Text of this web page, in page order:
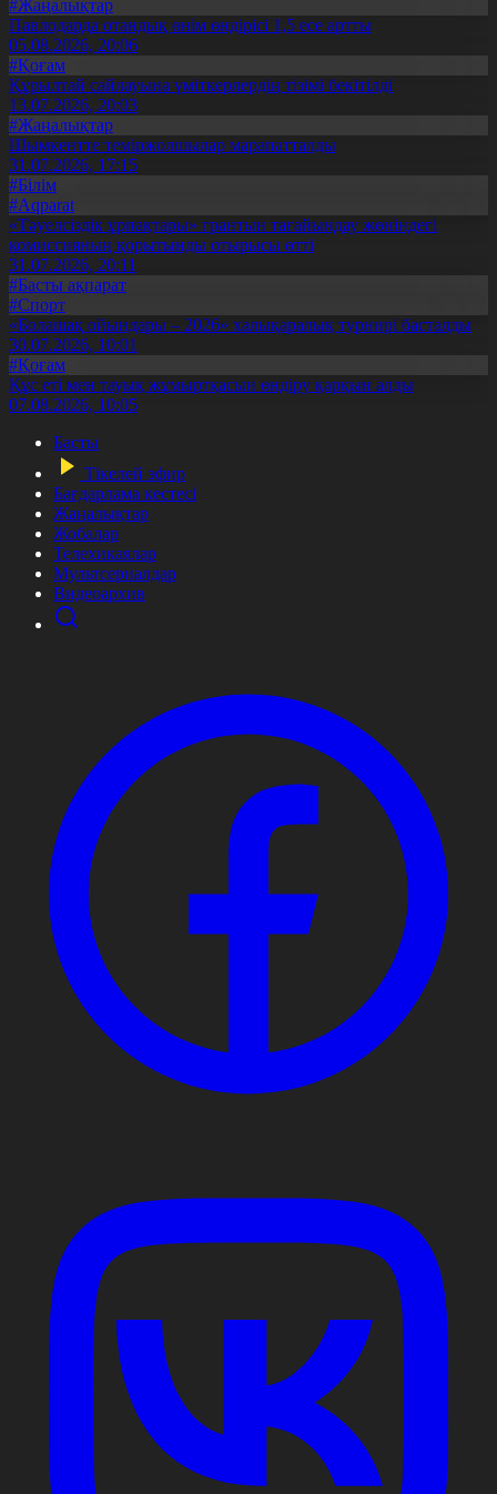
#Жаңалықтар
Павлодарда отандық өнім өндірісі 1,5 есе артты
05.08.2026, 20:06
#Қоғам
Құрылтай сайлауына үміткерлердің тізімі бекітілді
13.07.2026, 20:03
#Жаңалықтар
Шымкентте теміржолшылар марапатталды
31.07.2026, 17:15
#Білім
#Aqparat
«Тәуелсіздік ұрпақтары» грантын тағайындау жөніндегі
комиссияның қорытынды отырысы өтті
31.07.2026, 20:11
#Басты ақпарат
#Спорт
«Болашақ ойындары – 2026» халықаралық турнирі басталды
30.07.2026, 10:01
#Қоғам
Құс еті мен тауық жұмыртқасын өндіру қарқын алды
07.08.2026, 10:05
Басты
Тікелей эфир
Бағдарлама кестесі
Жаңалықтар
Жобалар
Телехикаялар
Мультсериалдар
Видеоархив